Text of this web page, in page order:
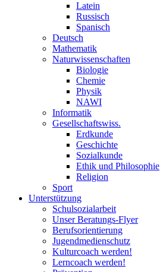
Latein
Russisch
Spanisch
Deutsch
Mathematik
Naturwissenschaften
Biologie
Chemie
Physik
NAWI
Informatik
Gesellschaftswiss.
Erdkunde
Geschichte
Sozialkunde
Ethik und Philosophie
Religion
Sport
Unterstützung
Schulsozialarbeit
Unser Beratungs-Flyer
Berufsorientierung
Jugendmedienschutz
Kulturcoach werden!
Lerncoach werden!